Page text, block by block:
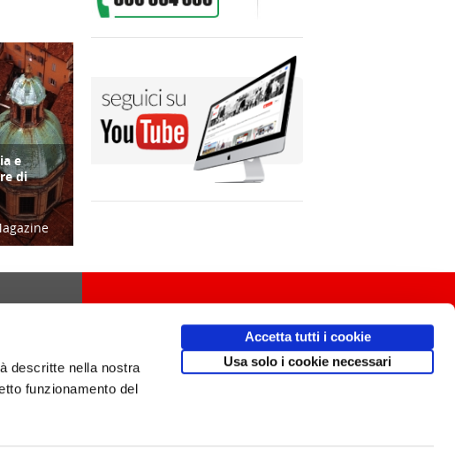
descritte nella nostra
funzionamento del
Accetta tutti i cookie
Usa solo i cookie necessari
e
di